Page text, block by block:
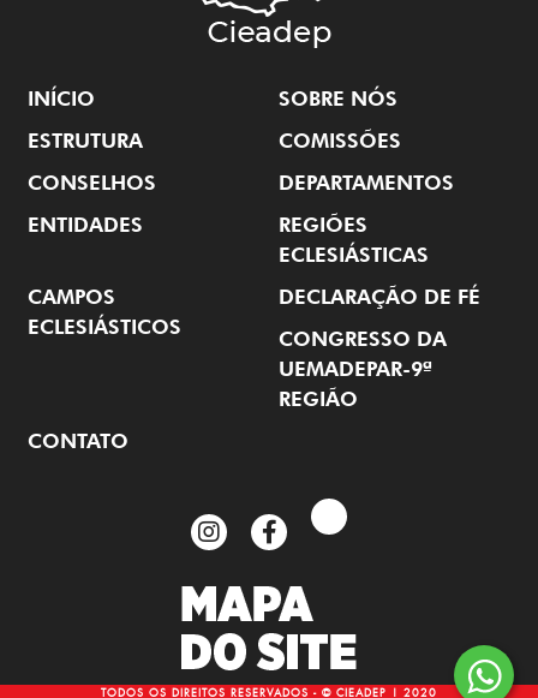
INÍCIO
SOBRE NÓS
ESTRUTURA
COMISSÕES
CONSELHOS
DEPARTAMENTOS
ENTIDADES
REGIÕES
ECLESIÁSTICAS
CAMPOS
ECLESIÁSTICOS
DECLARAÇÃO DE FÉ
CONGRESSO DA
UEMADEPAR-9ª
REGIÃO
CONTATO
TODOS OS DIREITOS RESERVADOS - © CIEADEP | 2020